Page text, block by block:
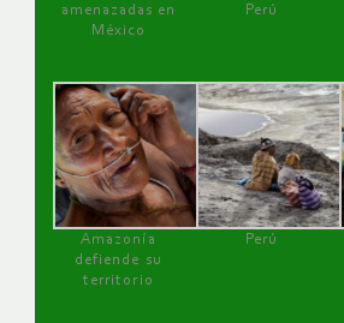
amenazadas en
México
Perú
Amazonía
defiende su
territorio
Perú